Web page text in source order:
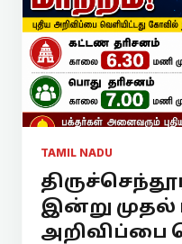
TAMIL NADU
இன்று முதல்
அறிவிப்பை